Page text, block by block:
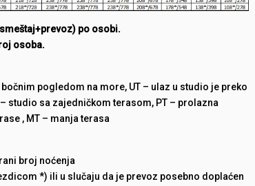
po osobi.
osoba.
pogledom na more, UT – ulaz u studio je preko
studio sa zajedničkom terasom, PT – prolazna
, MT – manja terasa
broj noćenja
*) ili u slučaju da je prevoz posebno doplaćen